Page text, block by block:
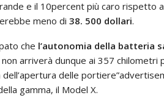
e il 10percent più caro rispetto
meno di 38. 500 dollari.
che l’autonomia della batteria
arriverà dunque ai 357 chilometri
delle
gamma, il Model X.